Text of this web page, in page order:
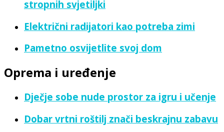
stropnih svjetiljki
Električni radijatori kao potreba zimi
Pametno osvijetlite svoj dom
Oprema i uređenje
Dječje sobe nude prostor za igru i učenje
Dobar vrtni roštilj znači beskrajnu zabavu